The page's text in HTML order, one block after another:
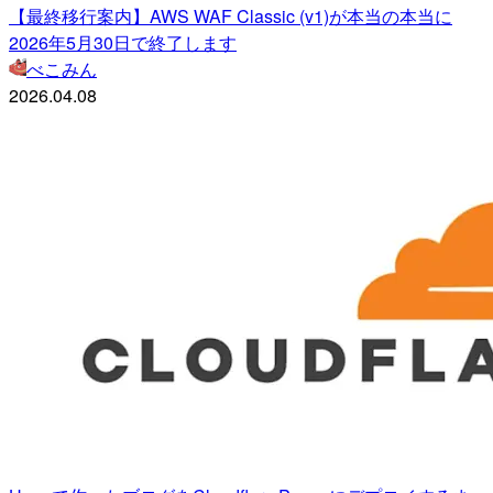
【最終移行案内】AWS WAF Classic (v1)が本当の本当に
2026年5月30日で終了します
べこみん
2026.04.08